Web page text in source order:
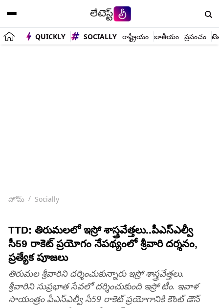
QUICKLY SOCIALLY రాష్ట్రీయం జాతీయం ప్రపంచం
హోమ్ Socially
TTD: తిరుమలలో ఇస్రో శాస్త్రవేత్తలు..పీఎస్‌ఎల్వీ
సీ59 రాకెట్ ప్రయోగం నేపథ్యంలో శ్రీవారి దర్శనం,
ప్రత్యేక పూజలు
తిరుమల శ్రీవారిని దర్శించుకున్నారు ఇస్రో శాస్త్రవేత్తలు.
శ్రీవారిని సుప్రభాత సేవలో దర్శించుకుంది ఇస్రో టీం. ఇవాళ
సాయంత్రం పీఎస్ఎల్వీ సీ59 రాకెట్ ప్రయోగానికి కౌంట్ డౌన్